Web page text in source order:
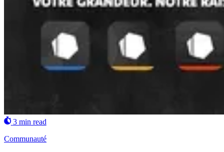
3 min read
Communauté